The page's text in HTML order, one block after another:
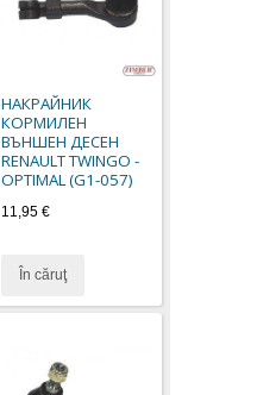
НАКРАЙНИК
КОРМИЛЕН
ВЪНШЕН ДЕСЕН
RENAULT TWINGO -
OPTIMAL (G1-057)
11,95 €
În căruţ